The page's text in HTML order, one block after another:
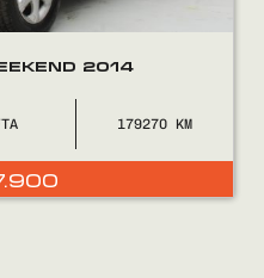
2014
179270